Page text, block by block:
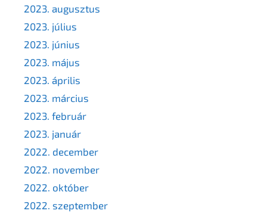
2023. augusztus
2023. július
2023. június
2023. május
2023. április
2023. március
2023. február
2023. január
2022. december
2022. november
2022. október
2022. szeptember